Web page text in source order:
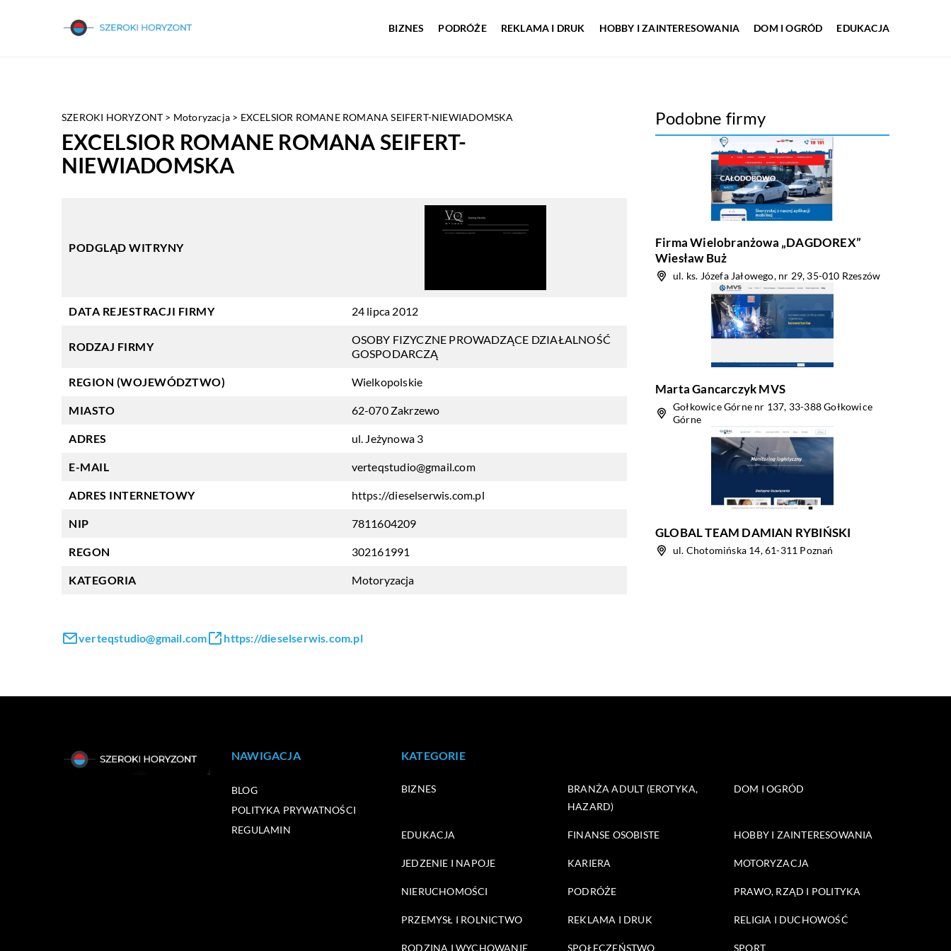
BIZNES PODRÓŻE REKLAMA I DRUK HOBBY I ZAINTERESOWANIA DOM I OGRÓD EDUKACJA
SZEROKI HORYZONT > Motoryzacja > EXCELSIOR ROMANE ROMANA SEIFERT-NIEWIADOMSKA
EXCELSIOR ROMANE ROMANA SEIFERT-
NIEWIADOMSKA
PODGLĄD WITRYNY
DATA REJESTRACJI FIRMY 24 lipca 2012
RODZAJ FIRMY
OSOBY FIZYCZNE PROWADZĄCE DZIAŁALNOŚĆ
GOSPODARCZĄ
REGION (WOJEWÓDZTWO) Wielkopolskie
MIASTO 62-070 Zakrzewo
ADRES ul. Jeżynowa 3
E-MAIL verteqstudio@gmail.com
ADRES INTERNETOWY https://dieselserwis.com.pl
NIP 7811604209
REGON 302161991
KATEGORIA Motoryzacja
Podobne firmy
Firma Wielobranżowa „DAGDOREX”
Wiesław Buż
ul. ks. Józefa Jałowego, nr 29, 35-010 Rzeszów
Marta Gancarczyk MVS
Gołkowice Górne nr 137, 33-388 Gołkowice
Górne
GLOBAL TEAM DAMIAN RYBIŃSKI
ul. Chotomińska 14, 61-311 Poznań
verteqstudio@gmail.com https://dieselserwis.com.pl
NAWIGACJA
BLOG
POLITYKA PRYWATNOŚCI
REGULAMIN
KATEGORIE
BIZNES
BRANŻA ADULT (EROTYKA,
HAZARD)
DOM I OGRÓD
EDUKACJA FINANSE OSOBISTE HOBBY I ZAINTERESOWANIA
JEDZENIE I NAPOJE KARIERA MOTORYZACJA
NIERUCHOMOŚCI PODRÓŻE PRAWO, RZĄD I POLITYKA
PRZEMYSŁ I ROLNICTWO REKLAMA I DRUK RELIGIA I DUCHOWOŚĆ
RODZINA I WYCHOWANIE SPOŁECZEŃSTWO SPORT